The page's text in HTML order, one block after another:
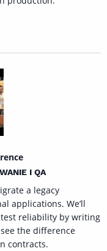
I QA
a legacy
applications. We’ll
reliability by writing
the difference
contracts.